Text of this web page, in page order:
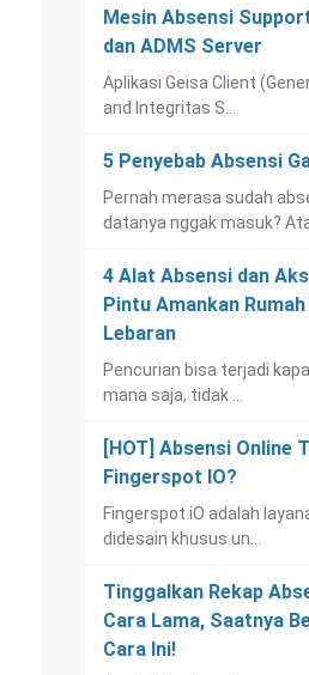
Mesin Absensi
dan ADMS Server
Aplikasi Geisa Client
and Integritas S…
5 Penyebab Absensi
Pernah merasa sudah
datanya nggak masuk?
4 Alat Absensi dan
Pintu Amankan
Lebaran
Pencurian bisa terjadi
mana saja, tidak …
[HOT] Absensi Online
Fingerspot IO?
Fingerspot.iO adalah
didesain khusus un…
Tinggalkan Rekap
Cara Lama, Saatnya
Cara Ini!